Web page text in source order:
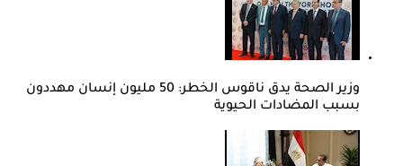
وزير الصحة يدق ناقوس الخطر: 50 مليون إنسان مهددون
بسبب المضادات الحيوية